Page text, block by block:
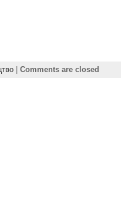
Comments are closed